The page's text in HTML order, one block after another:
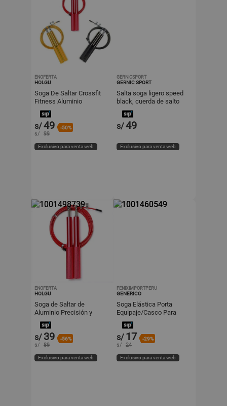
ENOFERTA
HOLGU
Soga De Saltar Crossfit
Fitness Aluminio
s/49 -50%
s/ 99
Exclusivo para venta web
GERNICSPORT
GERNIC SPORT
Salta soga ligero speed
black, cuerda de salto
s/49
Exclusivo para venta web
ENOFERTA
HOLGU
Soga de Saltar de
Aluminio Precisión y
Velocidad Pro
s/ 39 -56%
s/ 89
Exclusivo para venta web
FENIXIMPORTPERU
GENÉRICO
Soga Elástica Porta
Equipaje/Casco Para
Moto 145 Cm
s/ 17 -29%
s/ 24
Exclusivo para venta web